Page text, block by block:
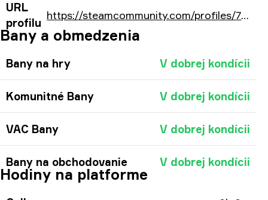
URL
profilu
https://steamcommunity.com/profiles/76561197983956651/
Bany a obmedzenia
Bany na hry V dobrej kondícii
Komunitné Bany V dobrej kondícii
VAC Bany V dobrej kondícii
Bany na obchodovanie V dobrej kondícii
Hodiny na platforme